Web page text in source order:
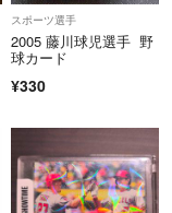
スポーツ選手
2005 藤川球児選手 野
球カード
¥330